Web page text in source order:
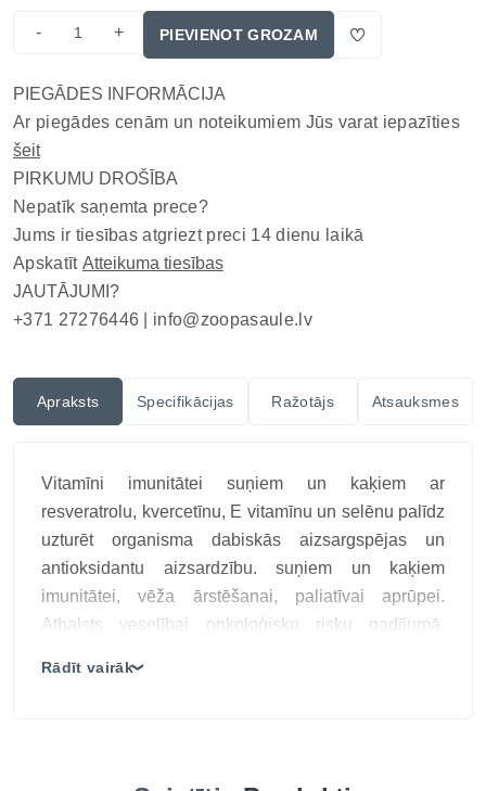
kaķiem, kas izstr...
- + PIEVIENOT GROZAM
PIEGĀDES INFORMĀCIJA
Ar piegādes cenām un noteikumiem Jūs varat iepazīties
šeit
PIRKUMU DROŠĪBA
Nepatīk saņemta prece?
Jums ir tiesības atgriezt preci 14 dienu laikā
Apskatīt Atteikuma tiesības
JAUTĀJUMI?
+371 27276446 | info@zoopasaule.lv
Apraksts Specifikācijas Ražotājs Atsauksmes
Vitamīni imunitātei suņiem un kaķiem ar
resveratrolu, kvercetīnu, E vitamīnu un selēnu palīdz
uzturēt organisma dabiskās aizsargspējas un
antioksidantu aizsardzību. suņiem un kaķiem
imunitātei, vēža ārstēšanai, paliatīvai aprūpei.
Atbalsts veselībai onkoloģisko risku gadījumā,
Rādīt vairāk❯